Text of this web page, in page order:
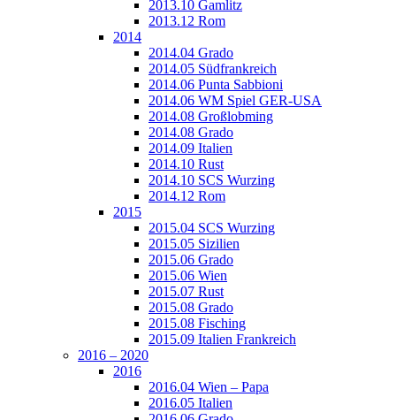
2013.10 Gamlitz
2013.12 Rom
2014
2014.04 Grado
2014.05 Südfrankreich
2014.06 Punta Sabbioni
2014.06 WM Spiel GER-USA
2014.08 Großlobming
2014.08 Grado
2014.09 Italien
2014.10 Rust
2014.10 SCS Wurzing
2014.12 Rom
2015
2015.04 SCS Wurzing
2015.05 Sizilien
2015.06 Grado
2015.06 Wien
2015.07 Rust
2015.08 Grado
2015.08 Fisching
2015.09 Italien Frankreich
2016 – 2020
2016
2016.04 Wien – Papa
2016.05 Italien